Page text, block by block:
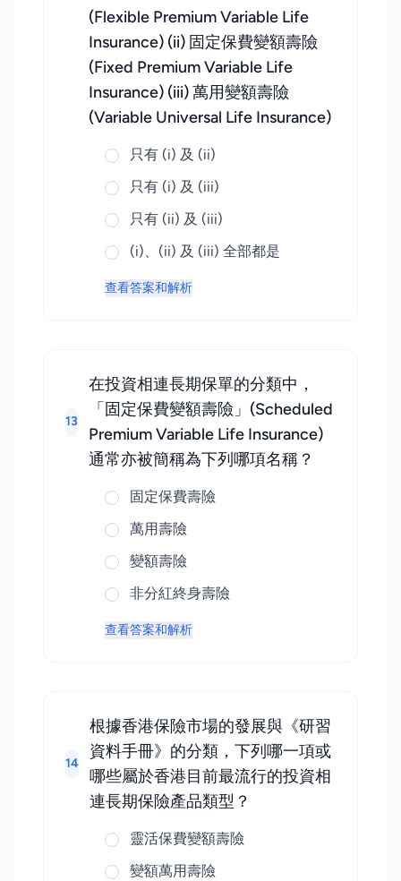
(Flexible Premium Variable Life
Insurance) (ii) 固定保費變額壽險
(Fixed Premium Variable Life
Insurance) (iii) 萬用變額壽險
(Variable Universal Life Insurance)
只有 (i) 及 (ii)
只有 (i) 及 (iii)
只有 (ii) 及 (iii)
(i)、(ii) 及 (iii) 全部都是
查看答案和解析
13
在投資相連長期保單的分類中，
「固定保費變額壽險」(Scheduled
Premium Variable Life Insurance)
通常亦被簡稱為下列哪項名稱？
固定保費壽險
萬用壽險
變額壽險
非分紅終身壽險
查看答案和解析
14
根據香港保險市場的發展與《研習
資料手冊》的分類，下列哪一項或
哪些屬於香港目前最流行的投資相
連長期保險產品類型？
靈活保費變額壽險
變額萬用壽險